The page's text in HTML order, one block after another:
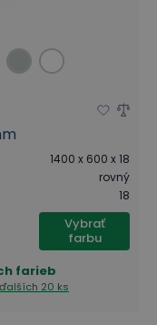
1400 x 600 x 18
rovný
18
Vybrať
farbu
farieb
ďalších 20 ks